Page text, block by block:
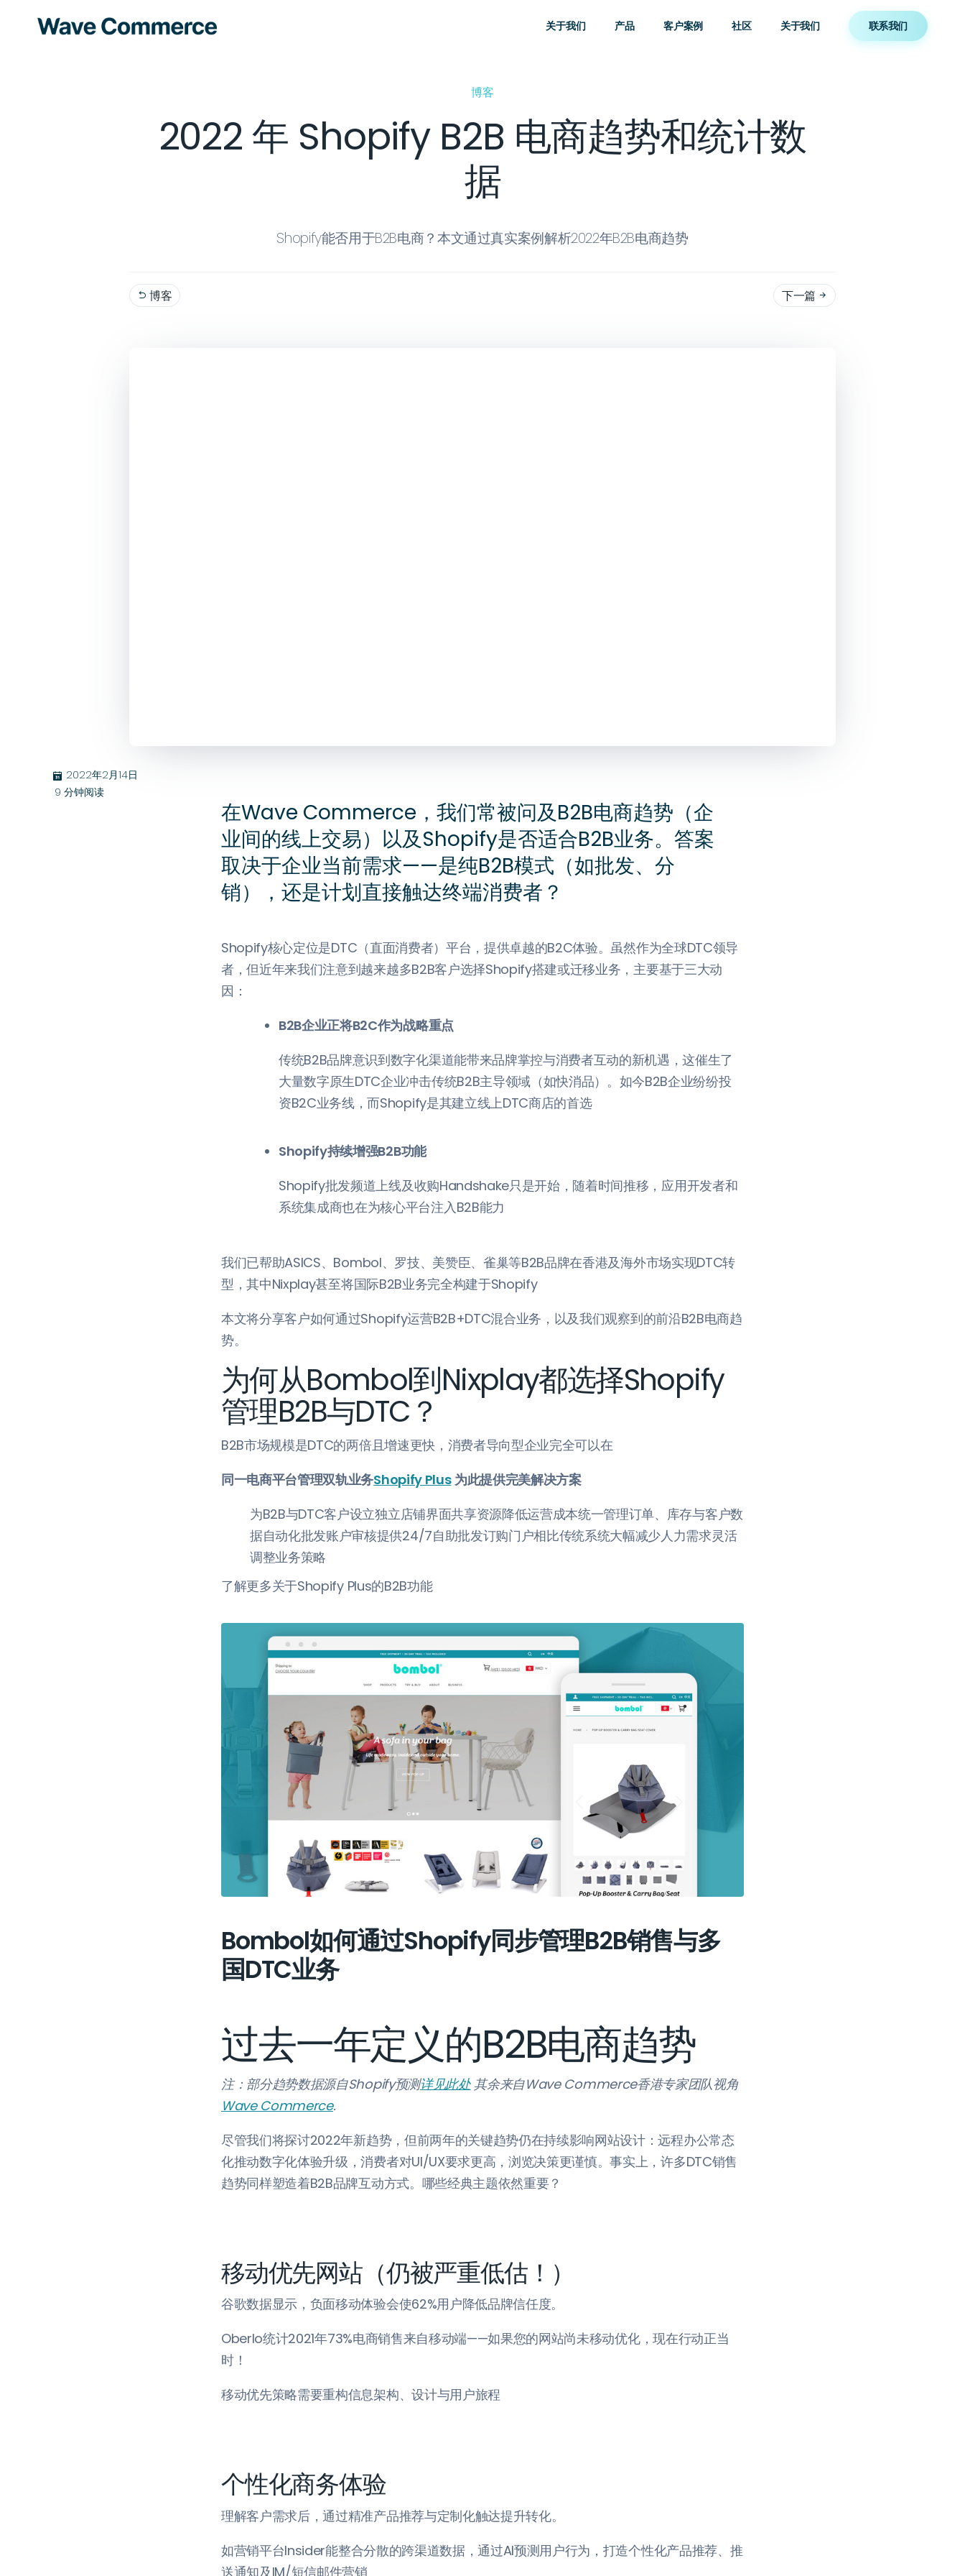
关于我们 产品 客户案例 社区 关于我们 联系我们
博客
2022 年 Shopify B2B 电商趋势和统计数
据
Shopify能否用于B2B电商？本文通过真实案例解析2022年B2B电商趋势
 博客 下一篇 
בּ 2022年2月14日
9 分钟阅读
在Wave Commerce，我们常被问及B2B电商趋势（企
业间的线上交易）以及Shopify是否适合B2B业务。答案
取决于企业当前需求——是纯B2B模式（如批发、分
销），还是计划直接触达终端消费者？
Shopify核心定位是DTC（直面消费者）平台，提供卓越的B2C体验。虽然作为全球DTC领导
者，但近年来我们注意到越来越多B2B客户选择Shopify搭建或迁移业务，主要基于三大动
因：
B2B企业正将B2C作为战略重点
传统B2B品牌意识到数字化渠道能带来品牌掌控与消费者互动的新机遇，这催生了
大量数字原生DTC企业冲击传统B2B主导领域（如快消品）。如今B2B企业纷纷投
资B2C业务线，而Shopify是其建立线上DTC商店的首选
Shopify持续增强B2B功能
Shopify批发频道上线及收购Handshake只是开始，随着时间推移，应用开发者和
系统集成商也在为核心平台注入B2B能力
我们已帮助ASICS、Bombol、罗技、美赞臣、雀巢等B2B品牌在香港及海外市场实现DTC转
型，其中Nixplay甚至将国际B2B业务完全构建于Shopify
本文将分享客户如何通过Shopify运营B2B+DTC混合业务，以及我们观察到的前沿B2B电商趋
势。
为何从Bombol到Nixplay都选择Shopify
管理B2B与DTC？
B2B市场规模是DTC的两倍且增速更快，消费者导向型企业完全可以在
同一电商平台管理双轨业务Shopify Plus 为此提供完美解决方案
为B2B与DTC客户设立独立店铺界面共享资源降低运营成本统一管理订单、库存与客户数
据自动化批发账户审核提供24/7自助批发订购门户相比传统系统大幅减少人力需求灵活
调整业务策略
了解更多关于Shopify Plus的B2B功能
Bombol如何通过Shopify同步管理B2B销售与多
国DTC业务
过去一年定义的B2B电商趋势
注：部分趋势数据源自Shopify预测详见此处 其余来自Wave Commerce香港专家团队视角
Wave Commerce.
尽管我们将探讨2022年新趋势，但前两年的关键趋势仍在持续影响网站设计：远程办公常态
化推动数字化体验升级，消费者对UI/UX要求更高，浏览决策更谨慎。事实上，许多DTC销售
趋势同样塑造着B2B品牌互动方式。哪些经典主题依然重要？
移动优先网站（仍被严重低估！）
谷歌数据显示，负面移动体验会使62%用户降低品牌信任度。
Oberlo统计2021年73%电商销售来自移动端——如果您的网站尚未移动优化，现在行动正当
时！
移动优先策略需要重构信息架构、设计与用户旅程
个性化商务体验
理解客户需求后，通过精准产品推荐与定制化触达提升转化。
如营销平台Insider能整合分散的跨渠道数据，通过AI预测用户行为，打造个性化产品推荐、推
送通知及IM/短信邮件营销